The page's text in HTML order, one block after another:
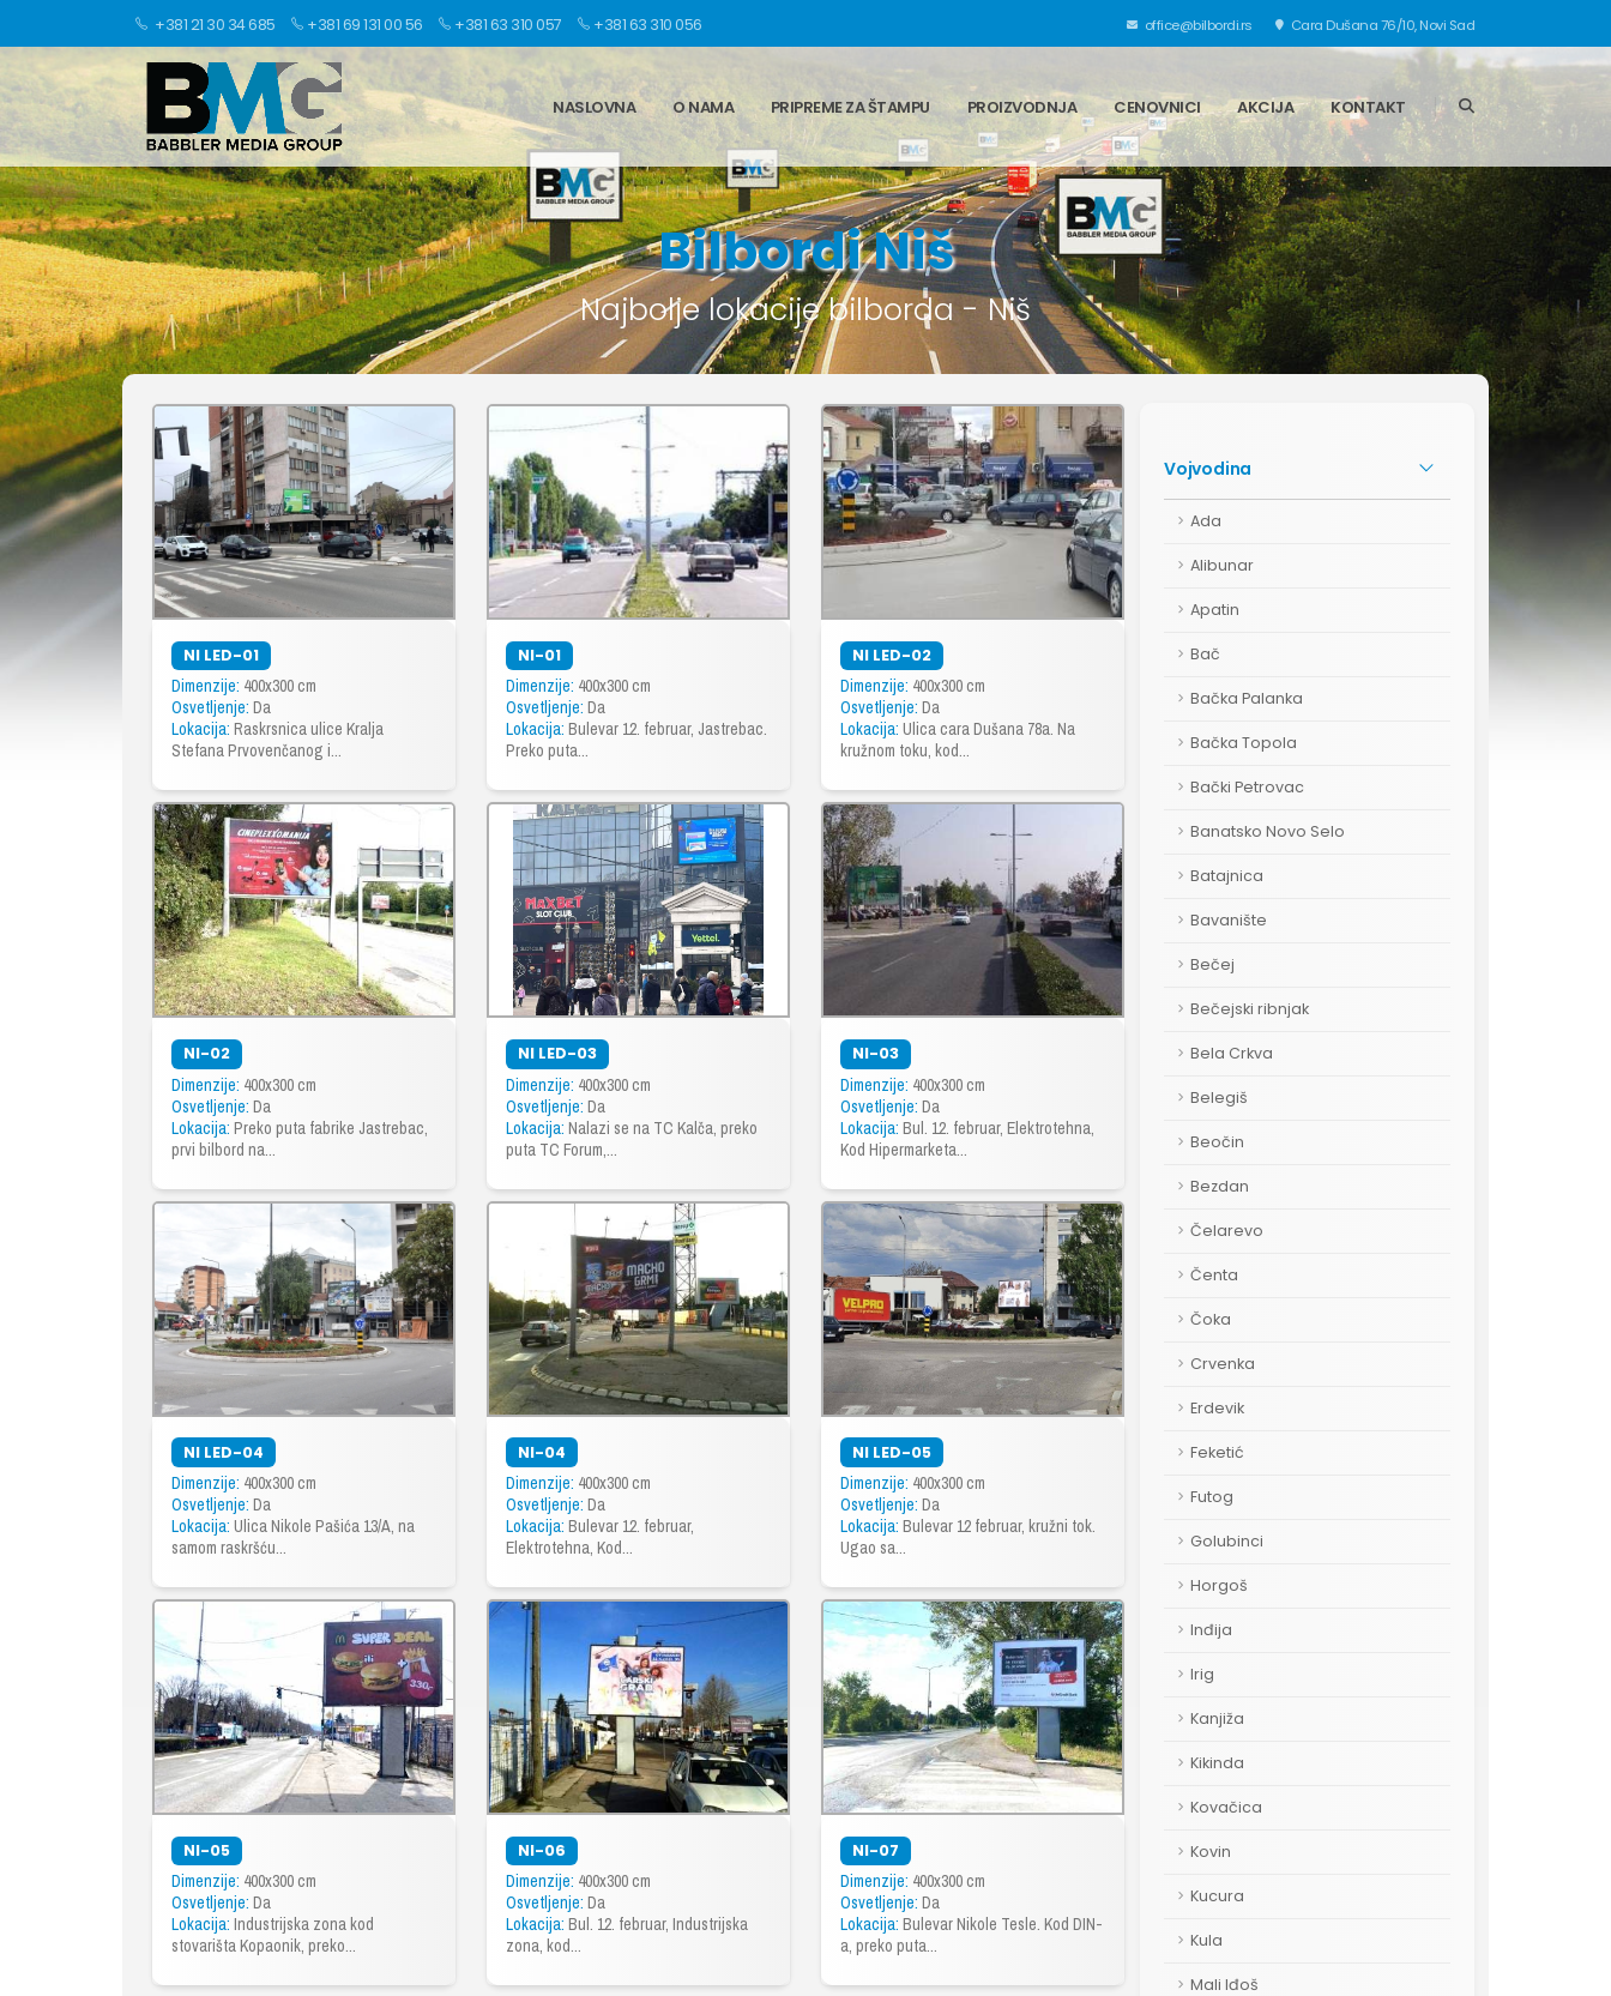
+381 21 30 34 685 +381 69 131 00 56 +381 63 310 057 +381 63 310 056 office@bilbordi.rs Cara Dušana 76/10, Novi Sad
NASLOVNA O NAMA PRIPREME ZA ŠTAMPU PROIZVODNJA CENOVNICI AKCIJA KONTAKT
Bilbordi Niš
Najbolje lokacije bilborda - Niš
Vojvodina
Ada
Alibunar
Apatin
Bač
Bačka Palanka
Bačka Topola
Bački Petrovac
Banatsko Novo Selo
Batajnica
Bavanište
Bečej
Bečejski ribnjak
Bela Crkva
Belegiš
Beočin
Bezdan
Čelarevo
Čenta
Čoka
Crvenka
Erdevik
Feketić
Futog
Golubinci
Horgoš
Inđija
Irig
Kanjiža
Kikinda
Kovačica
Kovin
Kucura
Kula
Mali Iđoš
NI LED-01
Dimenzije: 400x300 cm
Osvetljenje: Da
Lokacija: Raskrsnica ulice Kralja
Stefana Prvovenčanog i...
NI-01
Dimenzije: 400x300 cm
Osvetljenje: Da
Lokacija: Bulevar 12. februar, Jastrebac.
Preko puta...
NI LED-02
Dimenzije: 400x300 cm
Osvetljenje: Da
Lokacija: Ulica cara Dušana 78a. Na
kružnom toku, kod...
NI-02
Dimenzije: 400x300 cm
Osvetljenje: Da
Lokacija: Preko puta fabrike Jastrebac,
prvi bilbord na...
NI LED-03
Dimenzije: 400x300 cm
Osvetljenje: Da
Lokacija: Nalazi se na TC Kalča, preko
puta TC Forum,...
NI-03
Dimenzije: 400x300 cm
Osvetljenje: Da
Lokacija: Bul. 12. februar, Elektrotehna,
Kod Hipermarketa...
NI LED-04
Dimenzije: 400x300 cm
Osvetljenje: Da
Lokacija: Ulica Nikole Pašića 13/A, na
samom raskršću...
NI-04
Dimenzije: 400x300 cm
Osvetljenje: Da
Lokacija: Bulevar 12. februar,
Elektrotehna, Kod...
NI LED-05
Dimenzije: 400x300 cm
Osvetljenje: Da
Lokacija: Bulevar 12 februar, kružni tok.
Ugao sa...
NI-05
Dimenzije: 400x300 cm
Osvetljenje: Da
Lokacija: Industrijska zona kod
stovarišta Kopaonik, preko...
NI-06
Dimenzije: 400x300 cm
Osvetljenje: Da
Lokacija: Bul. 12. februar, Industrijska
zona, kod...
NI-07
Dimenzije: 400x300 cm
Osvetljenje: Da
Lokacija: Bulevar Nikole Tesle. Kod DIN-
a, preko puta...